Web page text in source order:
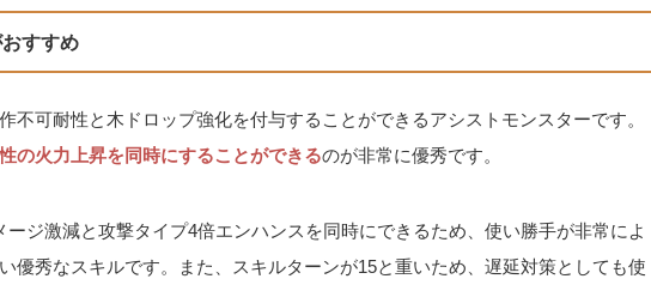
すすめ
不可耐性と木ドロップ強化を付与することができるアシストモンスターです。
の火力上昇を同時にすることができるのが非常に優秀です。
ージ激減と攻撃タイプ4倍エンハンスを同時にできるため、使い勝手が非常によ
優秀なスキルです。また、スキルターンが15と重いため、遅延対策としても使